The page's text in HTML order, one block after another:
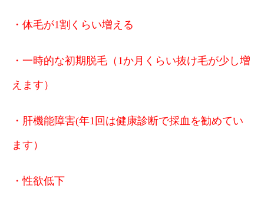
・体毛が1割くらい増える
・一時的な初期脱毛（1か月くらい抜け毛が少し増
えます）
・肝機能障害(年1回は健康診断で採血を勧めてい
ます）
・性欲低下